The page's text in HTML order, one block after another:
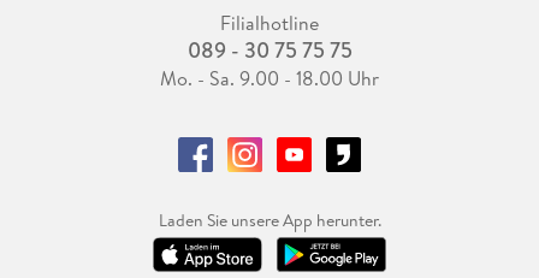
Filialhotline
089 - 30 75 75 75
Mo. - Sa. 9.00 - 18.00 Uhr
Laden Sie unsere App herunter.